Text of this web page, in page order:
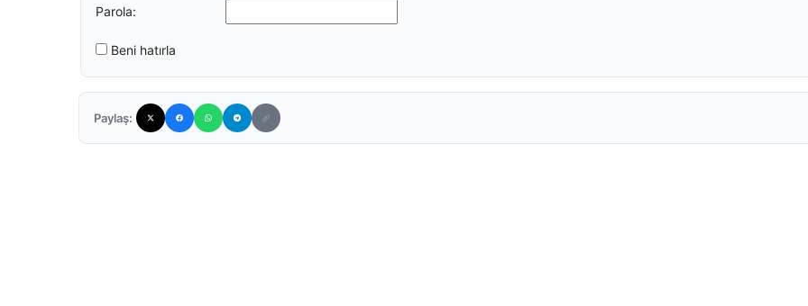
Parola:
Beni hatırla
Paylaş: